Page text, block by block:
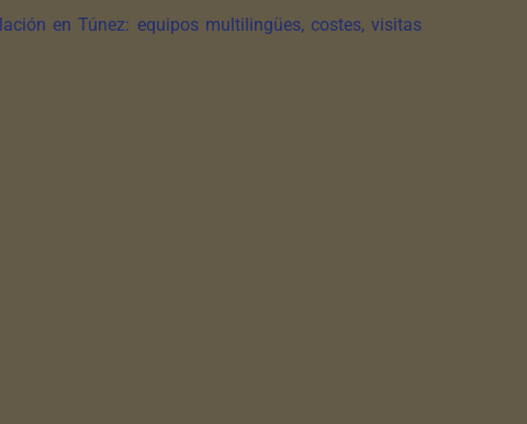
en Túnez: equipos multilingües, costes, visitas